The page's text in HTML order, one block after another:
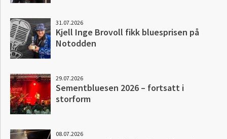
31.07.2026
Kjell Inge Brovoll fikk bluesprisen på
Notodden
29.07.2026
Sementbluesen 2026 – fortsatt i
storform
08.07.2026